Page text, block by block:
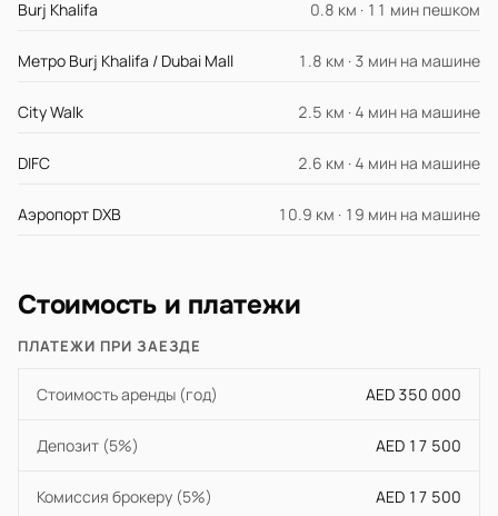
Burj Khalifa 0.8 км · 11 мин пешком
Метро Burj Khalifa / Dubai Mall 1.8 км · 3 мин на машине
City Walk 2.5 км · 4 мин на машине
DIFC 2.6 км · 4 мин на машине
Аэропорт DXB 10.9 км · 19 мин на машине
Стоимость и платежи
ПЛАТЕЖИ ПРИ ЗАЕЗДЕ
Стоимость аренды (год) AED 350 000
Депозит (5%) AED 17 500
Комиссия брокеру (5%) AED 17 500